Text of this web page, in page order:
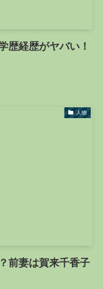
歴経歴がヤバい！
人物
前妻は賀来千香子